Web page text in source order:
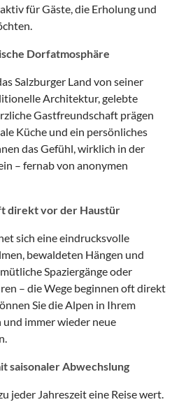
für Gäste, die Erholung und
Dorfatmosphäre
Salzburger Land von seiner
Architektur, gelebte
Gastfreundschaft prägen
Küche und ein persönliches
das Gefühl, wirklich in der
– fernab von anonymen
direkt vor der Haustür
sich eine eindrucksvolle
bewaldeten Hängen und
Spaziergänge oder
– die Wege beginnen oft direkt
Sie die Alpen in Ihrem
und immer wieder neue
saisonaler Abwechslung
jeder Jahreszeit eine Reise wert.